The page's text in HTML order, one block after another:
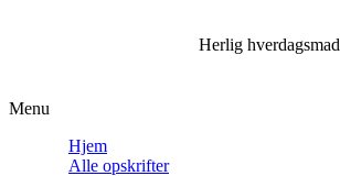
Herlig hverdagsmad
Menu
Hjem
Alle opskrifter